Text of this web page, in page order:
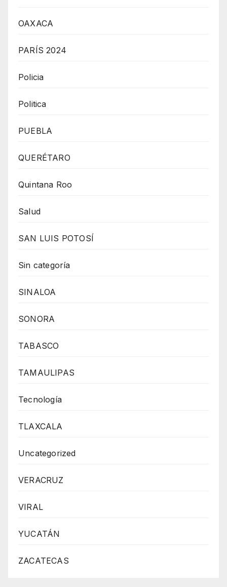
OAXACA
PARÍS 2024
Policia
Politica
PUEBLA
QUERÉTARO
Quintana Roo
Salud
SAN LUIS POTOSÍ
Sin categoría
SINALOA
SONORA
TABASCO
TAMAULIPAS
Tecnología
TLAXCALA
Uncategorized
VERACRUZ
VIRAL
YUCATÁN
ZACATECAS